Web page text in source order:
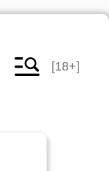
[18+]